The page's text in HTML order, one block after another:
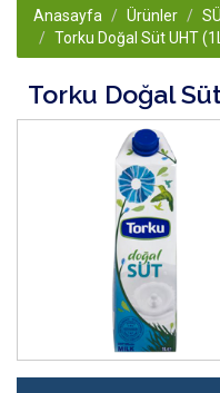
Anasayfa Ürünler
Torku Doğal Süt UHT
Torku Doğal